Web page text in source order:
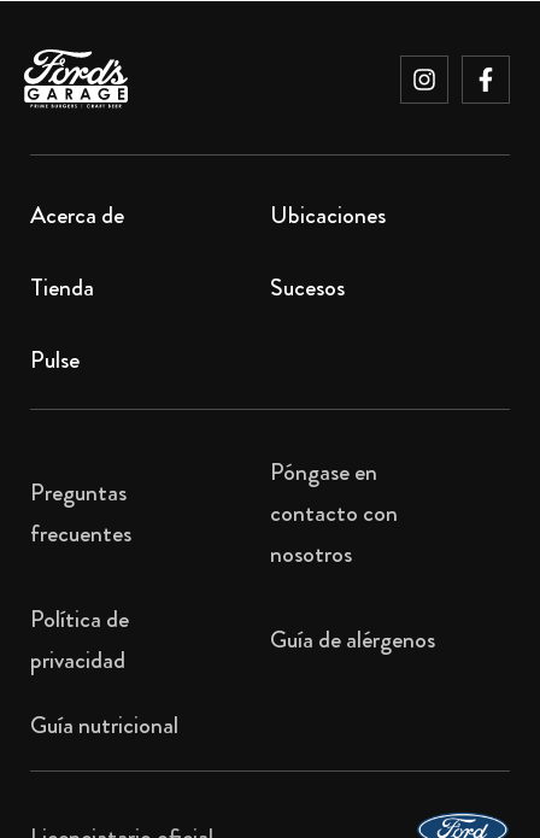
Acerca de Ubicaciones
Tienda Sucesos
Pulse
Preguntas
frecuentes
Póngase en
contacto con
nosotros
Política de
privacidad
Guía de alérgenos
Guía nutricional